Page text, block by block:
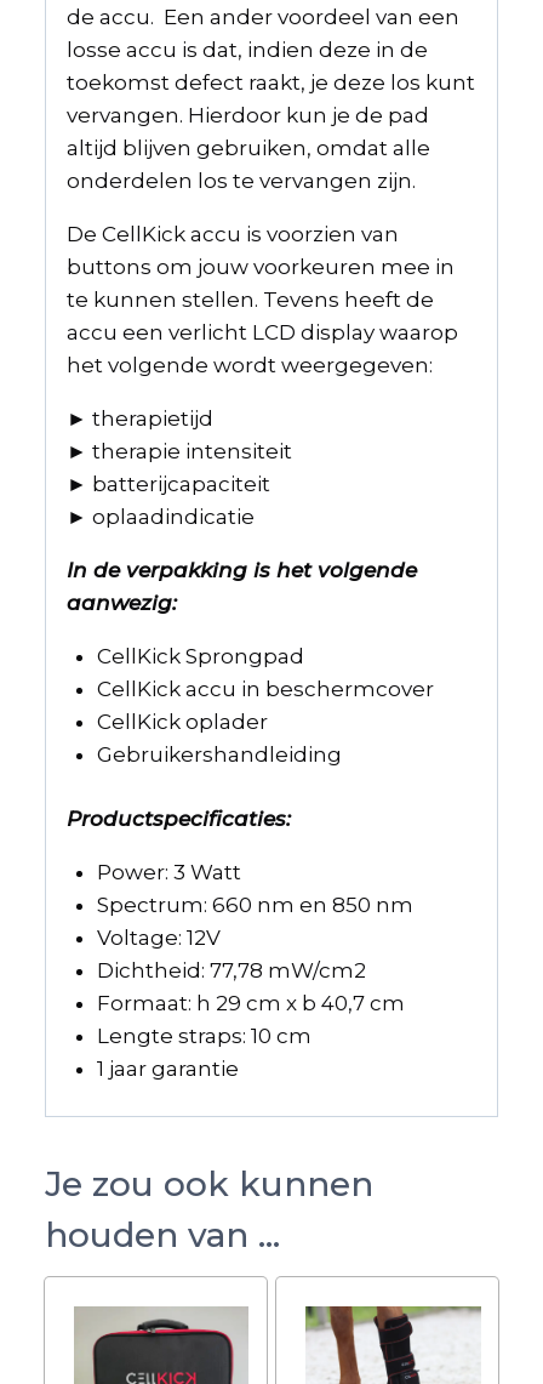
de accu. Een ander voordeel van een
losse accu is dat, indien deze in de
toekomst defect raakt, je deze los kunt
vervangen. Hierdoor kun je de pad
altijd blijven gebruiken, omdat alle
onderdelen los te vervangen zijn.
De CellKick accu is voorzien van
buttons om jouw voorkeuren mee in
te kunnen stellen. Tevens heeft de
accu een verlicht LCD display waarop
het volgende wordt weergegeven:
► therapietijd
► therapie intensiteit
► batterijcapaciteit
► oplaadindicatie
In de verpakking is het volgende
aanwezig:
CellKick Sprongpad
CellKick accu in beschermcover
CellKick oplader
Gebruikershandleiding
Productspecificaties:
Power: 3 Watt
Spectrum: 660 nm en 850 nm
Voltage: 12V
Dichtheid: 77,78 mW/cm2
Formaat: h 29 cm x b 40,7 cm
Lengte straps: 10 cm
1 jaar garantie
Je zou ook kunnen
houden van …